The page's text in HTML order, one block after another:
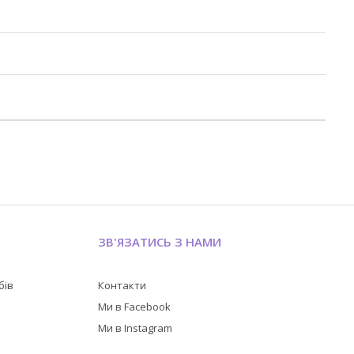
ЗВ'ЯЗАТИСЬ З НАМИ
Контакти
Ми в Facebook
Ми в Instagram